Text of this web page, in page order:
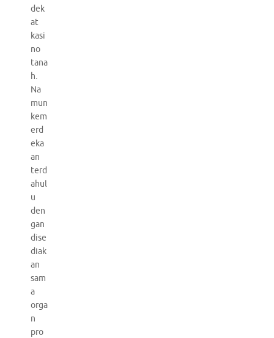
dek
at
kasi
no
tana
h.
Na
mun
kem
erd
eka
an
terd
ahul
u
den
gan
dise
diak
an
sam
a
orga
n
pro